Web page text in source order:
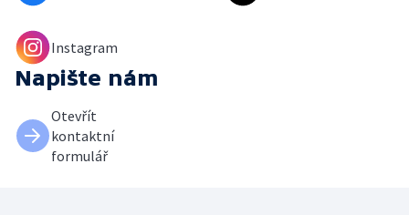
Instagram
Napište nám
Otevřít
kontaktní
formulář